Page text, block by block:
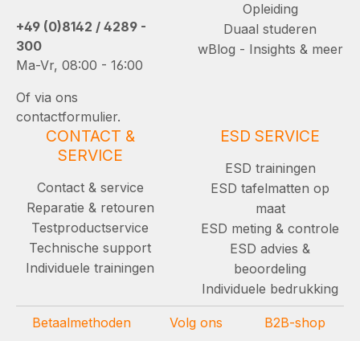
+49 (0)8142 / 4289 -
300
Ma-Vr, 08:00 - 16:00
Of via ons
contactformulier.
Opleiding
Duaal studeren
wBlog - Insights & meer
CONTACT &
SERVICE
Contact & service
Reparatie & retouren
Testproductservice
Technische support
Individuele trainingen
ESD SERVICE
ESD trainingen
ESD tafelmatten op
maat
ESD meting & controle
ESD advies &
beoordeling
Individuele bedrukking
Betaalmethoden Volg ons
B2B-shop